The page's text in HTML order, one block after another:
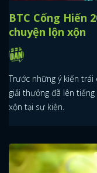
BTC Cống Hiến
chuyện lộn xộn
Trước những ý kiến trái
giải thưởng đã lên
xộn tại sự kiện.